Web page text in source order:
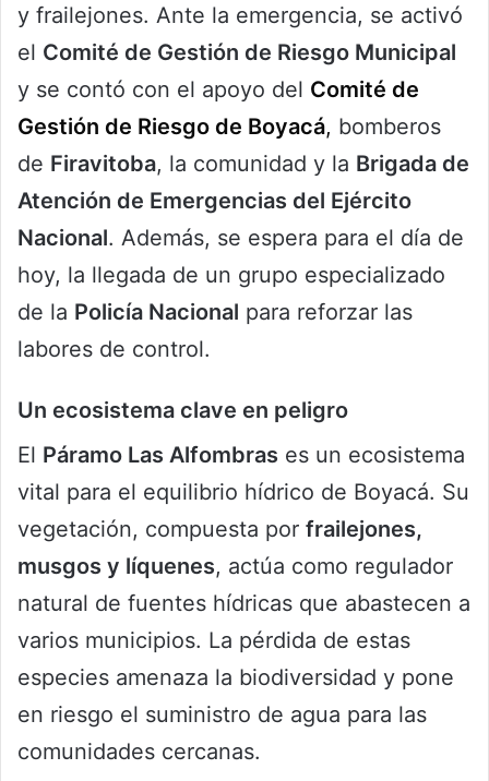
y frailejones. Ante la emergencia, se activó
el Comité de Gestión de Riesgo Municipal
y se contó con el apoyo del Comité de
Gestión de Riesgo de Boyacá, bomberos
de Firavitoba, la comunidad y la Brigada de
Atención de Emergencias del Ejército
Nacional. Además, se espera para el día de
hoy, la llegada de un grupo especializado
de la Policía Nacional para reforzar las
labores de control.
Un ecosistema clave en peligro
El Páramo Las Alfombras es un ecosistema
vital para el equilibrio hídrico de Boyacá. Su
vegetación, compuesta por frailejones,
musgos y líquenes, actúa como regulador
natural de fuentes hídricas que abastecen a
varios municipios. La pérdida de estas
especies amenaza la biodiversidad y pone
en riesgo el suministro de agua para las
comunidades cercanas.